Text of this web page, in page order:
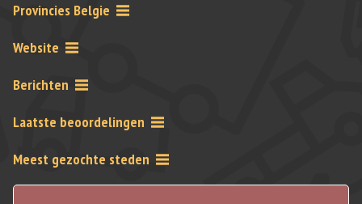
Provincies Belgie
Website
Berichten
Laatste beoordelingen
Meest gezochte steden